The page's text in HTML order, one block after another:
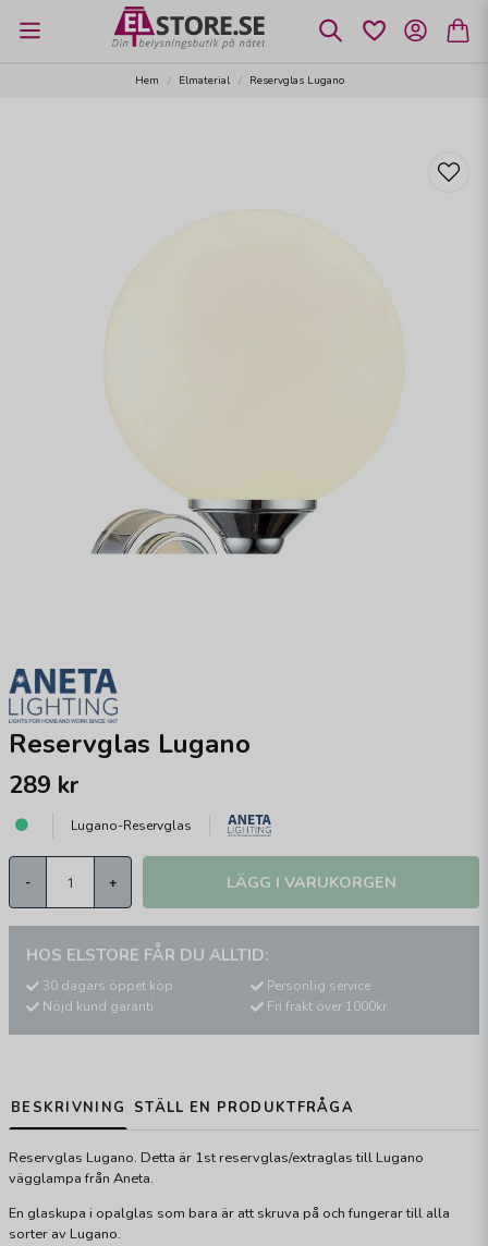
Hem Elmaterial Reservglas Lugano
Reservglas Lugano
289 kr
Lugano-Reservglas
- + LÄGG I VARUKORGEN
HOS ELSTORE FÅR DU ALLTID:
30 dagars öppet köp
Nöjd kund garanti
Personlig service
Fri frakt över 1000kr
BESKRIVNING STÄLL EN PRODUKTFRÅGA
Reservglas Lugano. Detta är 1st reservglas/extraglas till Lugano
vägglampa från Aneta.
En glaskupa i opalglas som bara är att skruva på och fungerar till alla
sorter av Lugano.